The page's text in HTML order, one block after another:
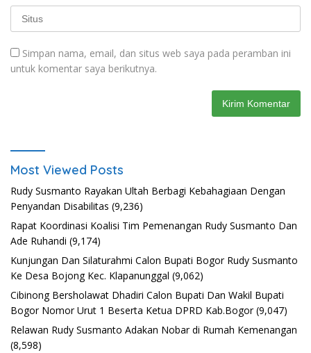
Simpan nama, email, dan situs web saya pada peramban ini
untuk komentar saya berikutnya.
Most Viewed Posts
Rudy Susmanto Rayakan Ultah Berbagi Kebahagiaan Dengan
Penyandan Disabilitas (9,236)
Rapat Koordinasi Koalisi Tim Pemenangan Rudy Susmanto Dan
Ade Ruhandi (9,174)
Kunjungan Dan Silaturahmi Calon Bupati Bogor Rudy Susmanto
Ke Desa Bojong Kec. Klapanunggal (9,062)
Cibinong Bersholawat Dhadiri Calon Bupati Dan Wakil Bupati
Bogor Nomor Urut 1 Beserta Ketua DPRD Kab.Bogor (9,047)
Relawan Rudy Susmanto Adakan Nobar di Rumah Kemenangan
(8,598)